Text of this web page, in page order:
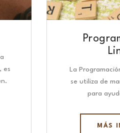
es
La
se utiliza de
para
MÁS